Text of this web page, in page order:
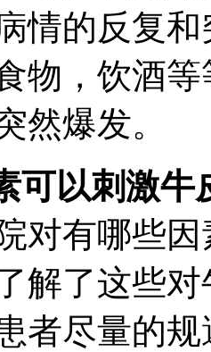
情的反复
物，饮酒
然爆发。
可以刺激牛
对有哪些
解了这些
者尽量的